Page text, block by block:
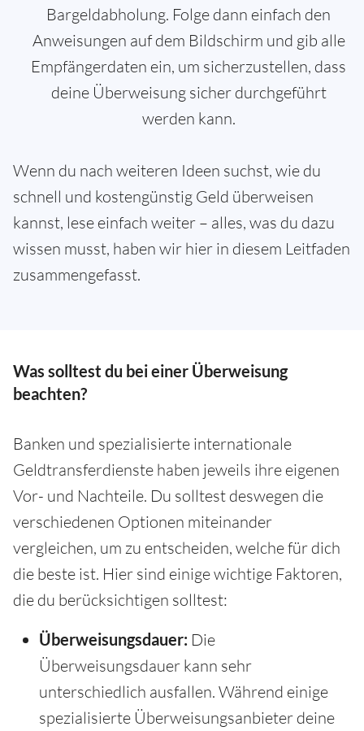
Bargeldabholung. Folge dann einfach den
Anweisungen auf dem Bildschirm und gib alle
Empfängerdaten ein, um sicherzustellen, dass
deine Überweisung sicher durchgeführt
werden kann.
Wenn du nach weiteren Ideen suchst, wie du
schnell und kostengünstig Geld überweisen
kannst, lese einfach weiter – alles, was du dazu
wissen musst, haben wir hier in diesem Leitfaden
zusammengefasst.
Was solltest du bei einer Überweisung
beachten?
Banken und spezialisierte internationale
Geldtransferdienste haben jeweils ihre eigenen
Vor- und Nachteile. Du solltest deswegen die
verschiedenen Optionen miteinander
vergleichen, um zu entscheiden, welche für dich
die beste ist. Hier sind einige wichtige Faktoren,
die du berücksichtigen solltest:
Überweisungsdauer: Die
Überweisungsdauer kann sehr
unterschiedlich ausfallen. Während einige
spezialisierte Überweisungsanbieter deine